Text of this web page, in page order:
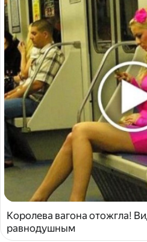
Королева вагона отожгла!
равнодушным